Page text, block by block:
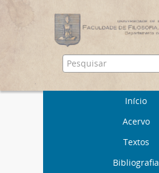
Início
Acervo
Textos
Bibliografia